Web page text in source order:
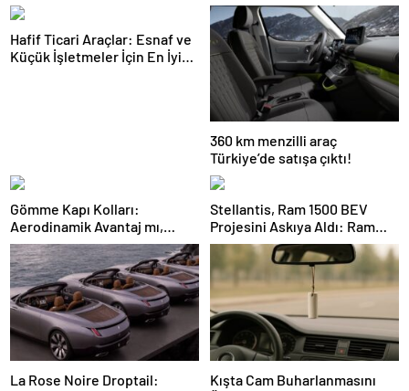
Hafif Ticari Araçlar: Esnaf ve
Küçük İşletmeler İçin En İyi
360 km menzilli araç
Türkiye’de satışa çıktı!
Gömme Kapı Kolları:
Aerodinamik Avantaj mı,
Güvenlik Riskleri mi?
Stellantis, Ram 1500 BEV
Projesini Askıya Aldı: Ram
1500 REV ve Hibrit Yol
Haritası
La Rose Noire Droptail:
Kışta Cam Buharlanmasını